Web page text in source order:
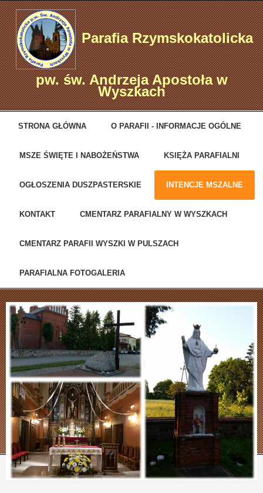
Parafia Rzymskokatolicka
pw. św. Andrzeja Apostoła w
Wyszkach
STRONA GŁÓWNA O PARAFII - INFORMACJE OGÓLNE
MSZE ŚWIĘTE I NABOŻEŃSTWA KSIĘŻA PARAFIALNI
OGŁOSZENIA DUSZPASTERSKIE INTENCJE MSZALNE
KONTAKT CMENTARZ PARAFIALNY W WYSZKACH
CMENTARZ PARAFII WYSZKI W PULSZACH
PARAFIALNA FOTOGALERIA